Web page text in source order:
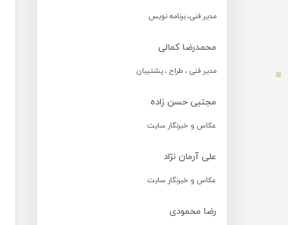
مدیر فنی، برنامه نویس
محمدرضا کمالی
مدیر فنی ، طراح ، پشتیبان
مجتبی حسن زاده
عکاس و خبرنگار سایت
علی آرمان نژاد
عکاس و خبرنگار سایت
رضا محمودی